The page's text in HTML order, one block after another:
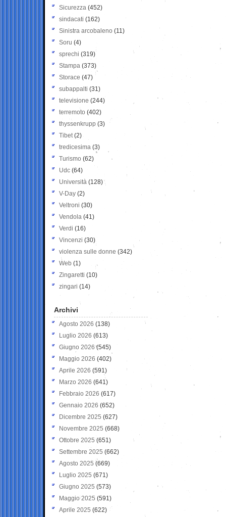
Sicurezza (452)
sindacati (162)
Sinistra arcobaleno (11)
Soru (4)
sprechi (319)
Stampa (373)
Storace (47)
subappalti (31)
televisione(244)
terremoto (402)
thyssenkrupp (3)
Tibet(2)
tredicesima (3)
Turismo (62)
Udc (64)
Università (128)
V-Day (2)
Veltroni (30)
Vendola (41)
Verdi (16)
Vincenzi (30)
violenza sulle donne (342)
Web (1)
Zingaretti (10)
zingari (14)
Archivi
Agosto 2026 (138)
Luglio 2026 (613)
Giugno 2026 (545)
Maggio 2026 (402)
Aprile 2026 (591)
Marzo 2026 (641)
Febbraio 2026 (617)
Gennaio 2026 (652)
Dicembre 2025 (627)
Novembre 2025 (668)
Ottobre 2025 (651)
Settembre 2025 (662)
Agosto 2025 (669)
Luglio 2025 (671)
Giugno 2025 (573)
Maggio 2025 (591)
Aprile 2025 (622)